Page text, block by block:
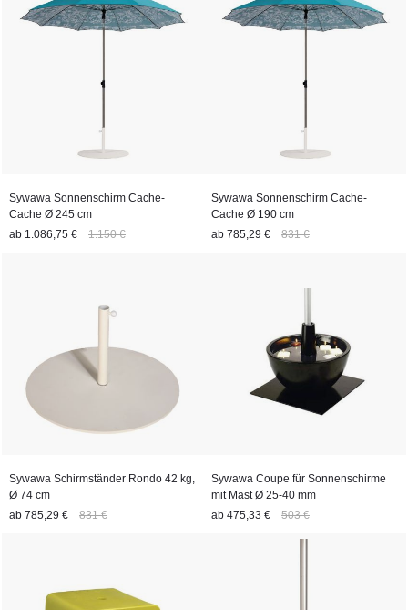
Sywawa Sonnenschirm Cache-
Cache Ø 245 cm
ab 1.086,75 € 1.150 €
Sywawa Sonnenschirm Cache-
Cache Ø 190 cm
ab 785,29 € 831 €
Sywawa Schirmständer Rondo 42 kg,
Ø 74 cm
ab 785,29 € 831 €
Sywawa Coupe für Sonnenschirme
mit Mast Ø 25-40 mm
ab 475,33 € 503 €